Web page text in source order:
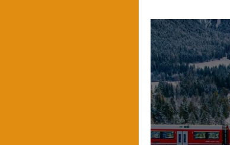
OFERTAS